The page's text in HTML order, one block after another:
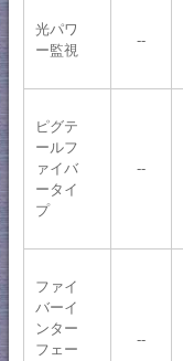
光パワ
ー監視
--
ピグテ
ールフ
ァイバ
ータイ
プ
--
ファイ
バーイ
ンター
フェー
--